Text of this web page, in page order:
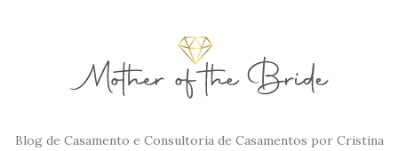
Blog de Casamento e Consultoria de Casamentos por Cristina